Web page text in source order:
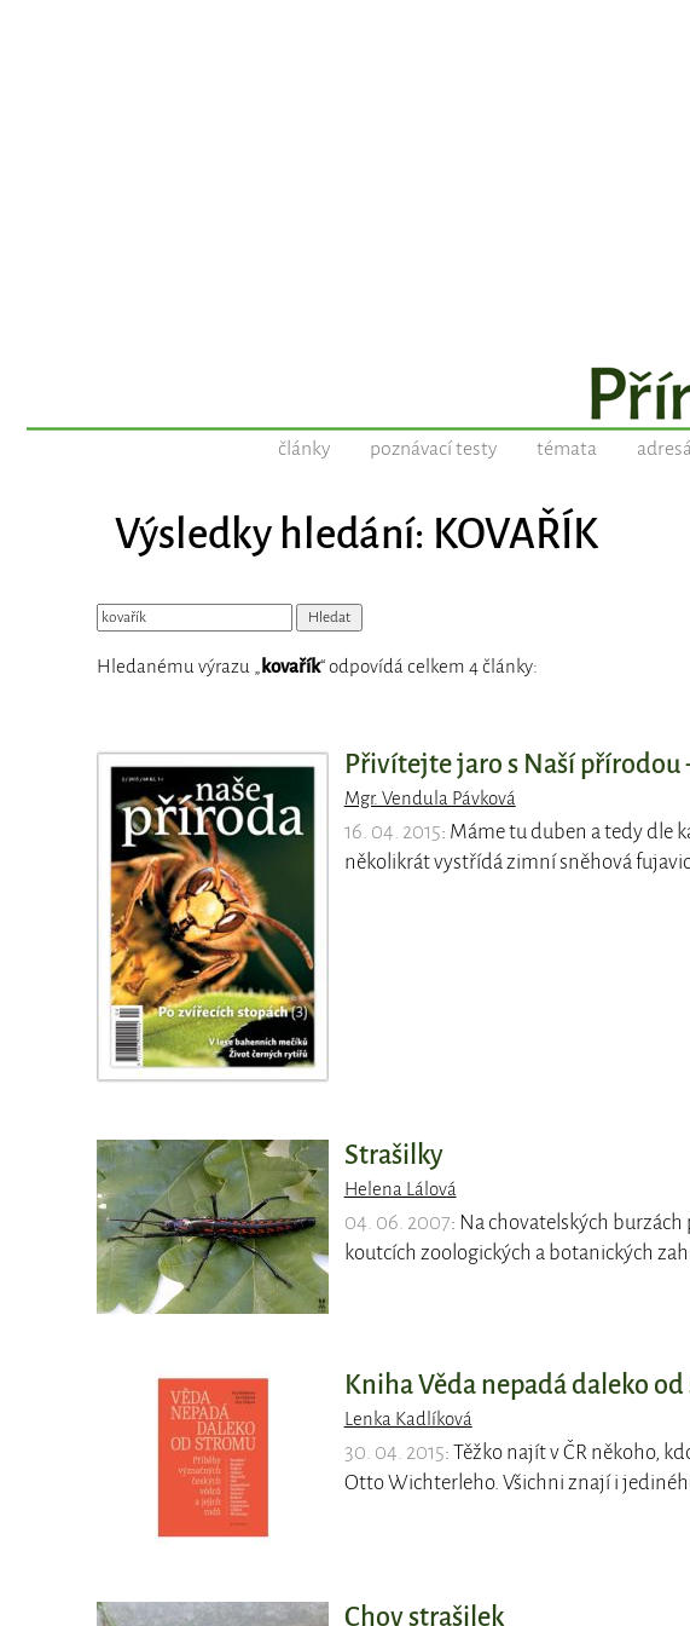
články poznávací testy témata
Výsledky hledání: KOVAŘÍK
Hledanému výrazu „ kovařík“ odpovídá celkem 4 články:
Přivítejte jaro s Naší přírodou
Mgr. Vendula Pávková
16. 04. 2015: Máme tu duben a tedy dle
několikrát vystřídá zimní sněhová
Strašilky
Helena Lálová
04. 06. 2007: Na chovatelských
koutcích zoologických a botanických
Kniha Věda nepadá daleko
Lenka Kadlíková
30. 04. 2015: Těžko najít v ČR někoho,
Otto Wichterleho. Všichni znají i
Chov strašilek